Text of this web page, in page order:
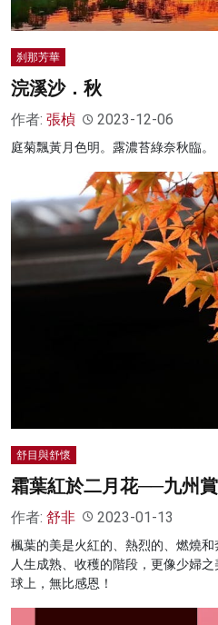
刹那芳華
浣溪沙．秋
作者: 張楨 2023-12-06
庭菊飄黃月色明。露濃苔綠奈秋臨。
舒目與舒懷
霜葉紅於二月花──九州
作者: 舒非 2023-01-13
楓葉的美是火紅的、熱烈的、燃燒
人生成熟、收穫的階段，更像少婦
球上，無比感恩！